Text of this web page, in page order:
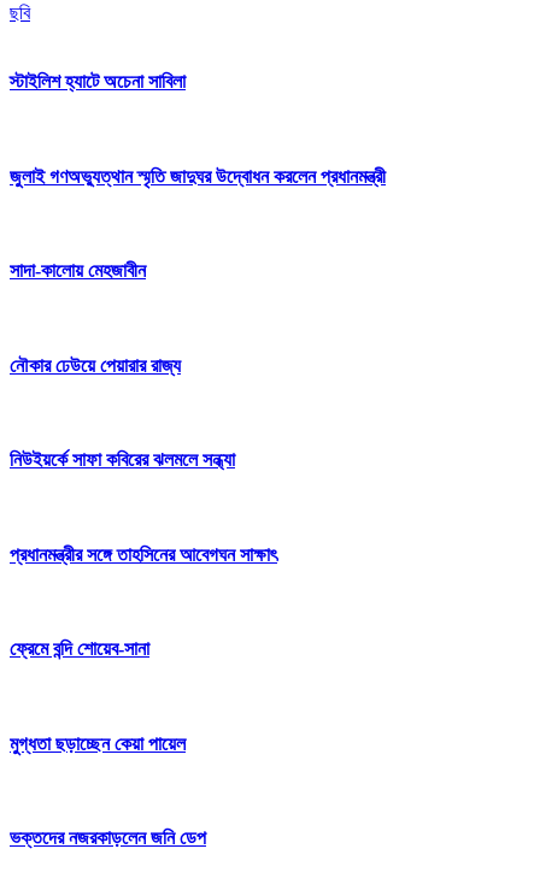
ছবি
স্টাইলিশ হ্যাটে অচেনা সাবিলা
জুলাই গণঅভ্যুত্থান স্মৃতি জাদুঘর উদ্বোধন করলেন প্রধানমন্ত্রী
সাদা-কালোয় মেহজাবীন
নৌকার ঢেউয়ে পেয়ারার রাজ্য
নিউইয়র্কে সাফা কবিরের ঝলমলে সন্ধ্যা
প্রধানমন্ত্রীর সঙ্গে তাহসিনের আবেগঘন সাক্ষাৎ
ফ্রেমে বন্দি শোয়েব-সানা
মুগ্ধতা ছড়াচ্ছেন কেয়া পায়েল
ভক্তদের নজরকাড়লেন জনি ডেপ